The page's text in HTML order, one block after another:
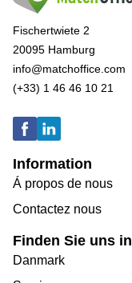
Fischertwiete 2
20095 Hamburg
info@matchoffice.com
(+33) 1 46 46 10 21
Information
Á propos de nous
Contactez nous
Finden Sie uns in
Danmark